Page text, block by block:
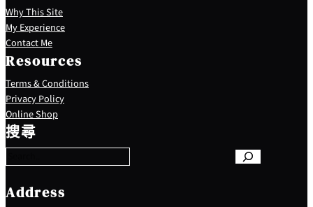
Why This Site
My Experience
Contact Me
Resources
Terms & Conditions
Privacy Policy
Online Shop
搜尋
S
e
a
c
h
Address